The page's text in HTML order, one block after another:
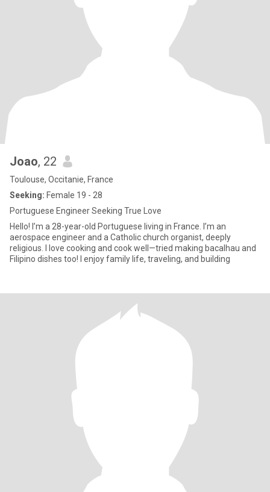
Joao, 22
Toulouse, Occitanie, France
Seeking: Female 19 - 28
Portuguese Engineer Seeking True Love
Hello! I’m a 28-year-old Portuguese living in France. I’m an
aerospace engineer and a Catholic church organist, deeply
religious. I love cooking and cook well—tried making bacalhau and
Filipino dishes too! I enjoy family life, traveling, and building